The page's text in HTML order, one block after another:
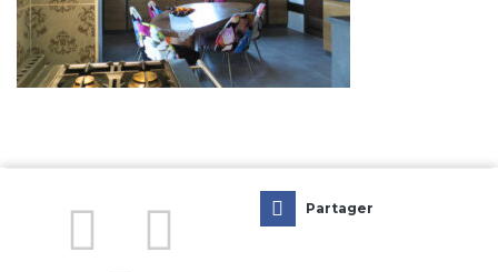
Prestations
Réalisations
Contact
Partager